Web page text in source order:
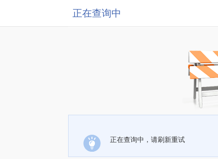
正在查询中
正在查询中，请刷新重试